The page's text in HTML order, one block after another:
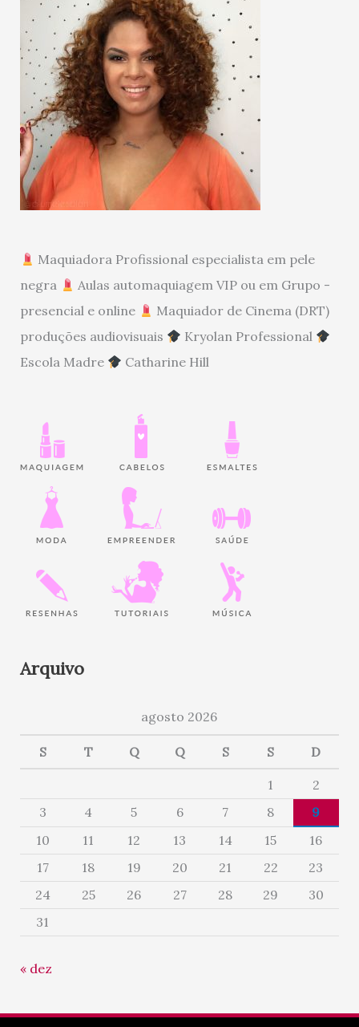
Maquiadora Profissional especialista em pele
negra
Aulas automaquiagem VIP ou em Grupo -
presencial e online
Maquiador de Cinema (DRT)
produções audiovisuais
Kryolan Professional
Escola Madre
Catharine Hill
Arquivo
agosto 2026
S T Q Q S S D
1
2
3
4 5 6 7 8
9
10
11 12 13 14 15
16
17
18 19 20 21 22
23
24
25 26 27 28 29
30
31
« dez